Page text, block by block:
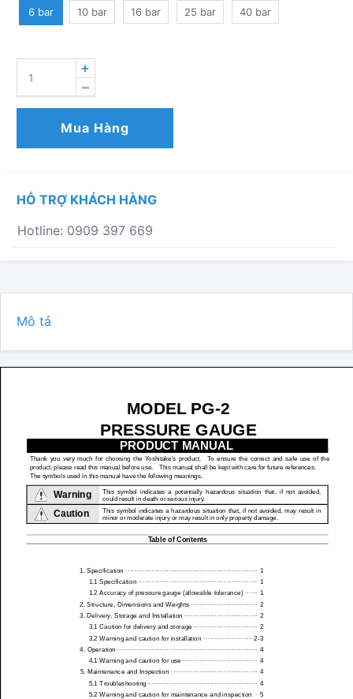
6 bar 10 bar 16 bar 25 bar 40 bar
HỒ
LƯỢNG
Mua Hàng
HỖ TRỢ KHÁCH HÀNG
Hotline: 0909 397 669
Mô tả